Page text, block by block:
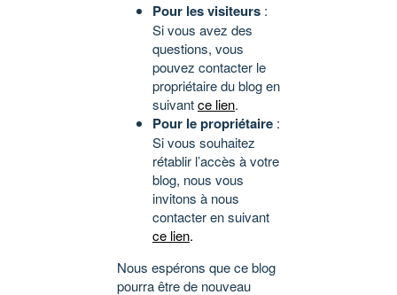
Pour les visiteurs :
Si vous avez des
questions, vous
pouvez contacter le
propriétaire du blog en
suivantce lien.
Pour le propriétaire :
Si vous souhaitez
rétablir l’accès à votre
blog, nous vous
invitons à nous
contacter en suivant
ce lien.
Nous espérons que ce blog
pourra être de nouveau